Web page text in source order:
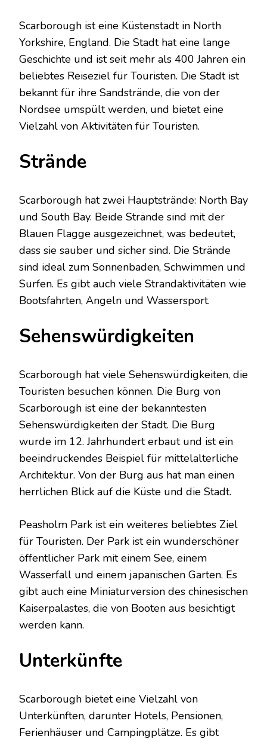
Scarborough ist eine Küstenstadt in North
Yorkshire, England. Die Stadt hat eine lange
Geschichte und ist seit mehr als 400 Jahren ein
beliebtes Reiseziel für Touristen. Die Stadt ist
bekannt für ihre Sandstrände, die von der
Nordsee umspült werden, und bietet eine
Vielzahl von Aktivitäten für Touristen.
Strände
Scarborough hat zwei Hauptstrände: North Bay
und South Bay. Beide Strände sind mit der
Blauen Flagge ausgezeichnet, was bedeutet,
dass sie sauber und sicher sind. Die Strände
sind ideal zum Sonnenbaden, Schwimmen und
Surfen. Es gibt auch viele Strandaktivitäten wie
Bootsfahrten, Angeln und Wassersport.
Sehenswürdigkeiten
Scarborough hat viele Sehenswürdigkeiten, die
Touristen besuchen können. Die Burg von
Scarborough ist eine der bekanntesten
Sehenswürdigkeiten der Stadt. Die Burg
wurde im 12. Jahrhundert erbaut und ist ein
beeindruckendes Beispiel für mittelalterliche
Architektur. Von der Burg aus hat man einen
herrlichen Blick auf die Küste und die Stadt.
Peasholm Park ist ein weiteres beliebtes Ziel
für Touristen. Der Park ist ein wunderschöner
öffentlicher Park mit einem See, einem
Wasserfall und einem japanischen Garten. Es
gibt auch eine Miniaturversion des chinesischen
Kaiserpalastes, die von Booten aus besichtigt
werden kann.
Unterkünfte
Scarborough bietet eine Vielzahl von
Unterkünften, darunter Hotels, Pensionen,
Ferienhäuser und Campingplätze. Es gibt